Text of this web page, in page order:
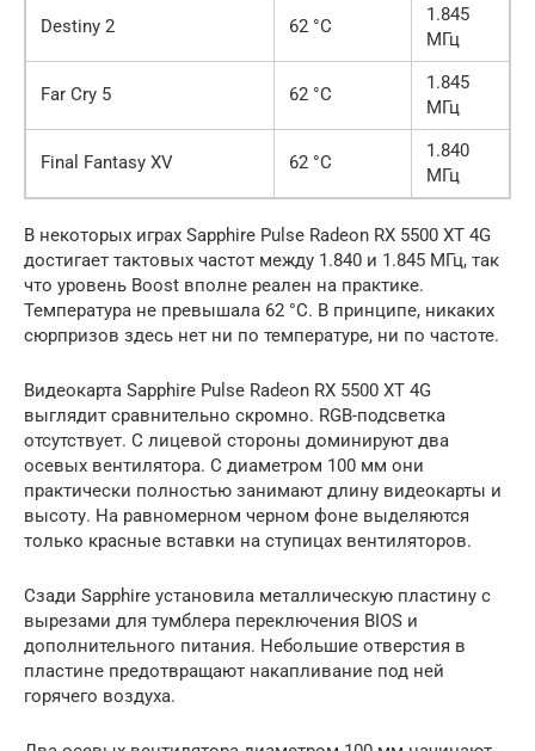
Destiny 2 62 °C
1.845
МГц
Far Cry 5 62 °C
1.845
МГц
Final Fantasy XV 62 °C
1.840
МГц
В некоторых играх Sapphire Pulse Radeon RX 5500 XT 4G
достигает тактовых частот между 1.840 и 1.845 МГц, так
что уровень Boost вполне реален на практике.
Температура не превышала 62 °C. В принципе, никаких
сюрпризов здесь нет ни по температуре, ни по частоте.
Видеокарта Sapphire Pulse Radeon RX 5500 XT 4G
выглядит сравнительно скромно. RGB-подсветка
отсутствует. С лицевой стороны доминируют два
осевых вентилятора. С диаметром 100 мм они
практически полностью занимают длину видеокарты и
высоту. На равномерном черном фоне выделяются
только красные вставки на ступицах вентиляторов.
Сзади Sapphire установила металлическую пластину с
вырезами для тумблера переключения BIOS и
дополнительного питания. Небольшие отверстия в
пластине предотвращают накапливание под ней
горячего воздуха.